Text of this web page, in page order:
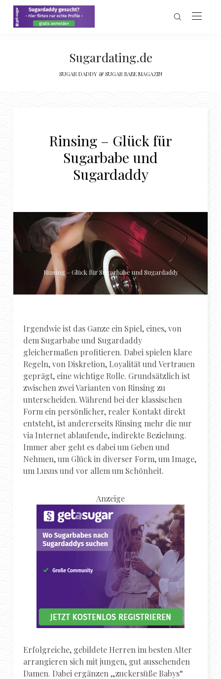
Sugardating.de
SUGAR DADDY & SUGAR BABE MAGAZIN
Rinsing – Glück für
Sugarbabe und
Sugardaddy
Rinsing – Glück für Sugarbabe und Sugardaddy
Irgendwie ist das Ganze ein Spiel, eines, von
dem Sugarbabe und Sugardaddy
gleichermaßen profitieren. Dabei spielen klare
Regeln, von Diskretion, Loyalität und Vertrauen
geprägt, eine wichtige Rolle. Grundsätzlich ist
zwischen zwei Varianten von Rinsing zu
unterscheiden. Während bei der klassischen
Form ein persönlicher, realer Kontakt direkt
entsteht, ist andererseits Rinsing mehr die nur
via Internet ablaufende, indirekte Beziehung.
Immer aber geht es dabei um Geben und
Nehmen, um Glück in diverser Form, um Image,
um Luxus und vor allem um Schönheit.
Anzeige
Erfolgreiche, gebildete Herren im besten Alter
arrangieren sich mit jungen, gut aussehenden
Damen. Dabei ergänzen „zuckersüße Babys“